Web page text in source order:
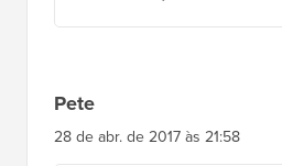
Pete
28 de abr. de 2017 às 21:58